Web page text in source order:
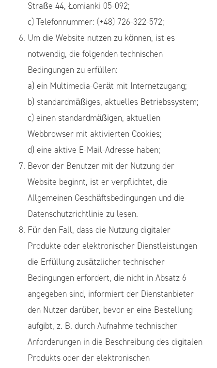
Straße 44, Łomianki 05-092;
c) Telefonnummer: (+48) 726-322-572;
Um die Website nutzen zu können, ist es
notwendig, die folgenden technischen
Bedingungen zu erfüllen:
a) ein Multimedia-Gerät mit Internetzugang;
b) standardmäßiges, aktuelles Betriebssystem;
c) einen standardmäßigen, aktuellen
Webbrowser mit aktivierten Cookies;
d) eine aktive E-Mail-Adresse haben;
Bevor der Benutzer mit der Nutzung der
Website beginnt, ist er verpflichtet, die
Allgemeinen Geschäftsbedingungen und die
Datenschutzrichtlinie zu lesen.
Für den Fall, dass die Nutzung digitaler
Produkte oder elektronischer Dienstleistungen
die Erfüllung zusätzlicher technischer
Bedingungen erfordert, die nicht in Absatz 6
angegeben sind, informiert der Dienstanbieter
den Nutzer darüber, bevor er eine Bestellung
aufgibt, z. B. durch Aufnahme technischer
Anforderungen in die Beschreibung des digitalen
Produkts oder der elektronischen